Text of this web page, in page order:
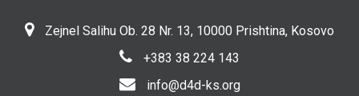
Zejnel Salihu Ob. 28 Nr. 13, 10000 Prishtina, Kosovo
+383 38 224 143
info@d4d-ks.org